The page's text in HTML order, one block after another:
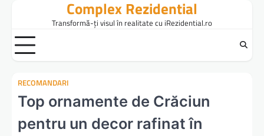
content
Complex Rezidential
Transformă-ți visul în realitate cu iRezidential.ro
RECOMANDARI
Top ornamente de Crăciun
pentru un decor rafinat în